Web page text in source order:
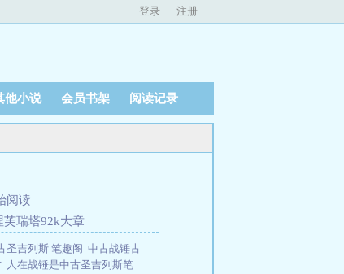
登录 注册
他小说 会员书架 阅读记录
阅读
瑞塔92k大章
圣吉列斯 笔趣阁 中古战锤古
人在战锤是中古圣吉列斯笔